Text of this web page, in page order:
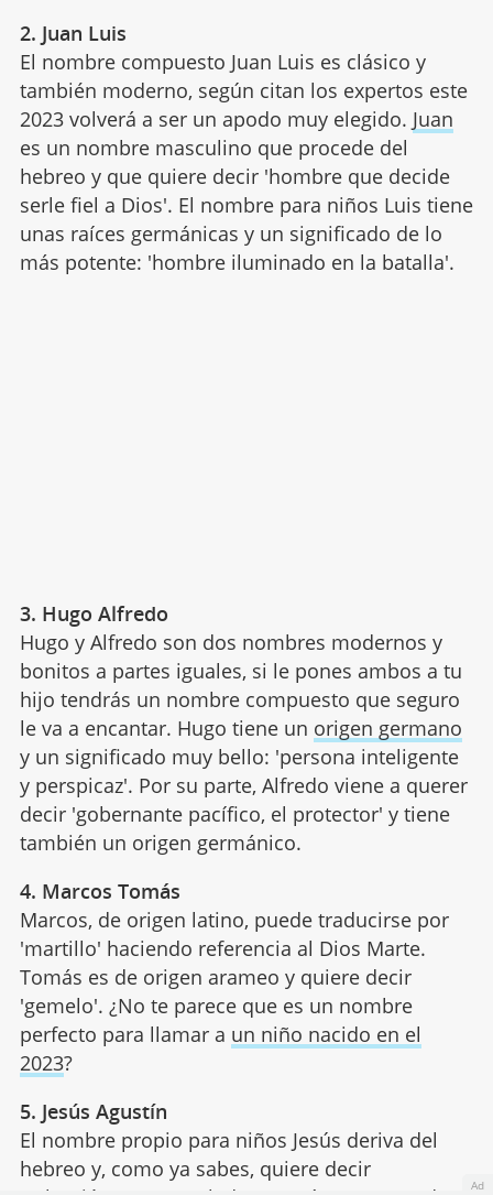
2. Juan Luis
El nombre compuesto Juan Luis es clásico y
también moderno, según citan los expertos este
2023 volverá a ser un apodo muy elegido. Juan
es un nombre masculino que procede del
hebreo y que quiere decir 'hombre que decide
serle fiel a Dios'. El nombre para niños Luis tiene
unas raíces germánicas y un significado de lo
más potente: 'hombre iluminado en la batalla'.
3. Hugo Alfredo
Hugo y Alfredo son dos nombres modernos y
bonitos a partes iguales, si le pones ambos a tu
hijo tendrás un nombre compuesto que seguro
le va a encantar. Hugo tiene un origen germano
y un significado muy bello: 'persona inteligente
y perspicaz'. Por su parte, Alfredo viene a querer
decir 'gobernante pacífico, el protector' y tiene
también un origen germánico.
4. Marcos Tomás
Marcos, de origen latino, puede traducirse por
'martillo' haciendo referencia al Dios Marte.
Tomás es de origen arameo y quiere decir
'gemelo'. ¿No te parece que es un nombre
perfecto para llamar a un niño nacido en el
2023?
5. Jesús Agustín
El nombre propio para niños Jesús deriva del
hebreo y, como ya sabes, quiere decir
Ad